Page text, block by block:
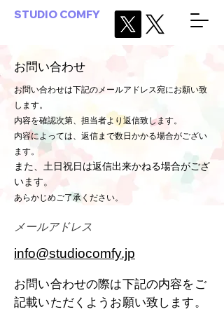
STUDIO COMFY
お問い合わせ
お問い合わせは下記のメールアドレス宛にお願い致
します。
内容を確認次第、担当者より返信致します。
内容によっては、返信まで数日かかる場合がござい
ます。
また、土日祝日は返信出来かねる場合がござ
います。
​あらかじめご了承ください。
メールアドレス
​info@studiocomfy.jp
お問い合わせの際は下記の内容をご
記載いただくようお願い致します。